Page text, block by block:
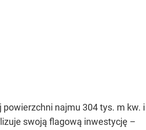
najmu 304 tys. m kw.
swoją flagową inwestycję –